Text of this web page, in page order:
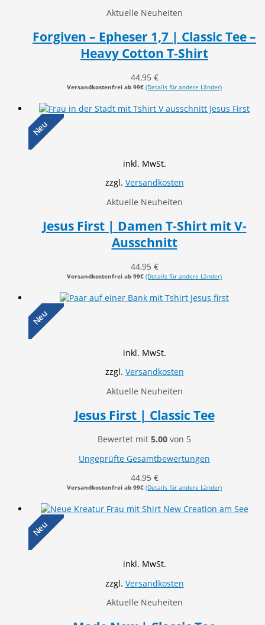
Aktuelle Neuheiten
Forgiven – Epheser 1,7 | Classic Tee –
Heavy Cotton T-Shirt
44,95 €
Versandkostenfrei ab 99€ (Details für andere Länder)
Neu
inkl. MwSt.
zzgl. Versandkosten
Aktuelle Neuheiten
Jesus First | Damen T-Shirt mit V-
Ausschnitt
44,95 €
Versandkostenfrei ab 99€ (Details für andere Länder)
Neu
inkl. MwSt.
zzgl. Versandkosten
Aktuelle Neuheiten
Jesus First | Classic Tee
Bewertet mit 5.00 von 5
Ungeprüfte Gesamtbewertungen
44,95 €
Versandkostenfrei ab 99€ (Details für andere Länder)
Neu
inkl. MwSt.
zzgl. Versandkosten
Aktuelle Neuheiten